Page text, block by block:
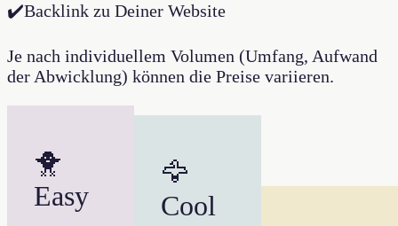
✔️Backlink zu Deiner Website
Je nach individuellem Volumen (Umfang, Aufwand
der Abwicklung) können die Preise variieren.
🐥
Easy
🦅
Cool